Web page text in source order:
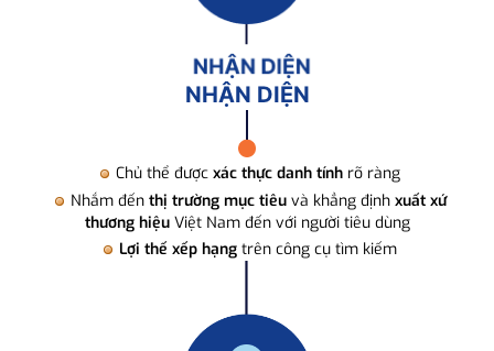
NHẬN DIỆN
Chủ thể được xác thực danh tính rõ ràng
Nhắm đến thị trường mục tiêuvà khẳng định xuất xứ
thương hiệuViệt Nam đến với người tiêu dùng
Lợi thế xếp hạng trên công cụ tìm kiếm